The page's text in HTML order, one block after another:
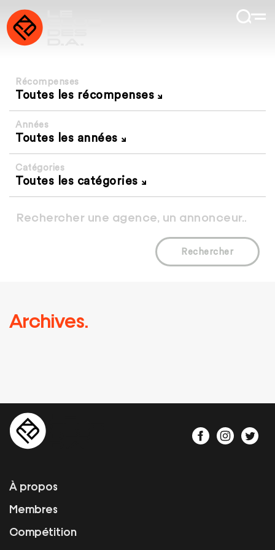
Récompenses
Toutes les récompenses
Années
Toutes les années
Catégories
Toutes les catégories
Rechercher
Archives.
À propos
Membres
Compétition